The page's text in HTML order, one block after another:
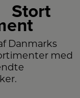
Stort
Danmarks
med